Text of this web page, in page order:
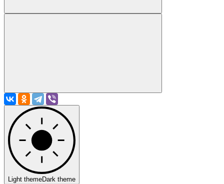
Light themeDark theme